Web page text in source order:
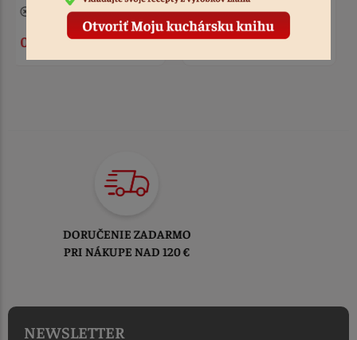
Kód: 7713 9 ks
5,90 €
TOVAR ODOSIELAME
DO 1-2 PRACOVNÝCH DNÍ
NEWSLETTER